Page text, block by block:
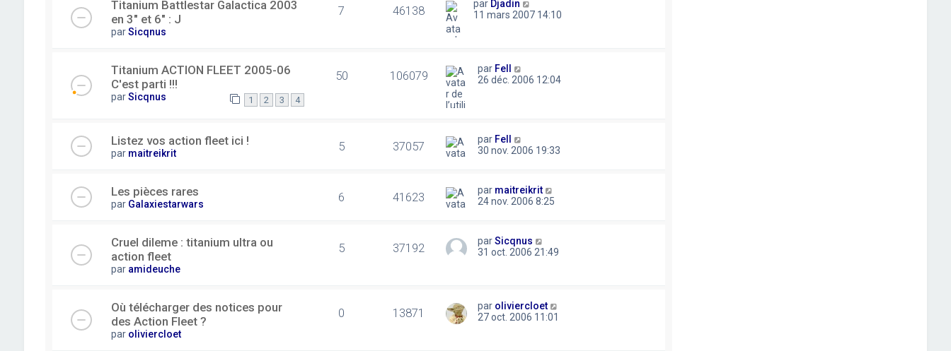
Titanium Battlestar Galactica 2003
en 3" et 6" : J
parSicqnus
7 46138 par Djadin
11 mars 2007 14:10
Titanium ACTION FLEET 2005-06
C'est parti !!!
parSicqnus 1 2 3 4
50 106079 par Fell
26 déc. 2006 12:04
Listez vos action fleet ici !
par maitreikrit 5 37057 par Fell
30 nov. 2006 19:33
Les pièces rares
par Galaxiestarwars 6 41623 par maitreikrit
24 nov. 2006 8:25
Cruel dileme : titanium ultra ou
action fleet
par amideuche
5 37192 parSicqnus
31 oct. 2006 21:49
Où télécharger des notices pour
des Action Fleet ?
par oliviercloet
0 13871 par oliviercloet
27 oct. 2006 11:01